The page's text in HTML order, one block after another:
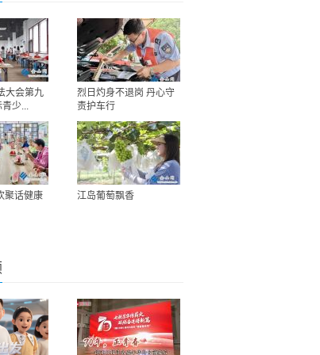
大会第九
青少...
烈日灼身不退岗 丹心守
责护车行
聚话健康 江岛葡萄飘香